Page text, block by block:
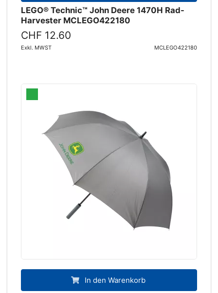
LEGO® Technic™ John Deere 1470H Rad-
Harvester MCLEGO422180
CHF 12.60
Exkl. MWST MCLEGO422180
In den Warenkorb